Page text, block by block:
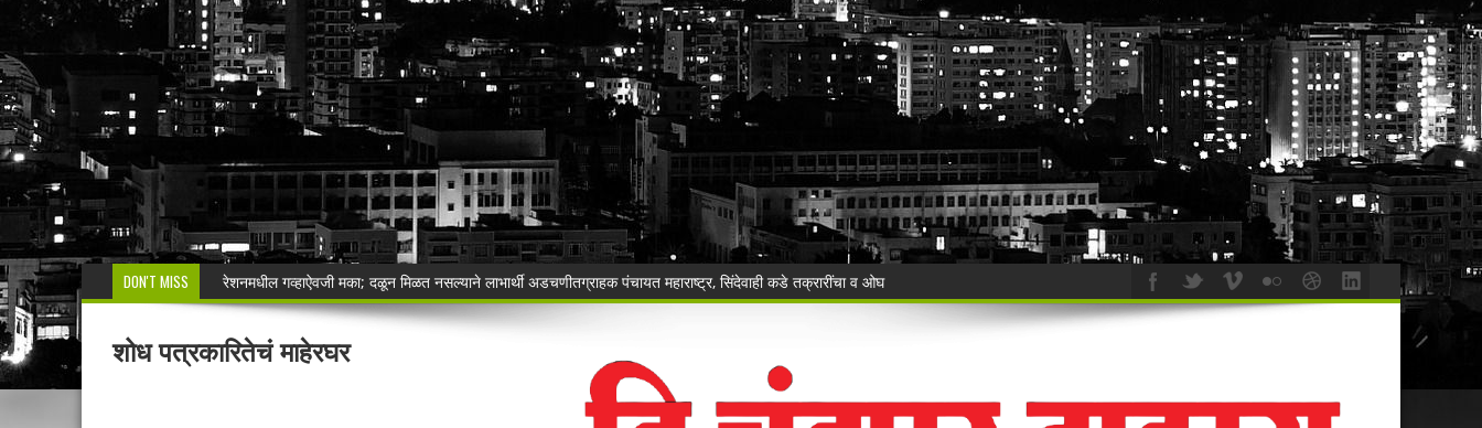
DON'T MISS
सिंदेवाही पोलिसांची धडक कारवाई; २५ अल्पवयीन वाहनचालक ताब्यात, पालकांना समज देऊन वाहने सुपूर्द
🚨 एकाच नंबरवर दोन हायवा; एकाच ई-टीपीवर लाखोंची रेती!
शेगाव पोलीस यांचा गर्भपात प्रकरणातील बोगस डॉ. विश्वास याचे वर गुन्हा दाखल.
मनसेच्या तालुका अध्यक्षा कल्पना पोतर्लावार यांनी बेकायदेशीर ऑनलाइन लॉटरीविरोधात पोलिसांना निवेदन
वरोरा येथे कारगिल विजयदीन साजरा Kargil Vijay Deen celebrated in Warora
शोध पत्रकारितेचं माहेरघर